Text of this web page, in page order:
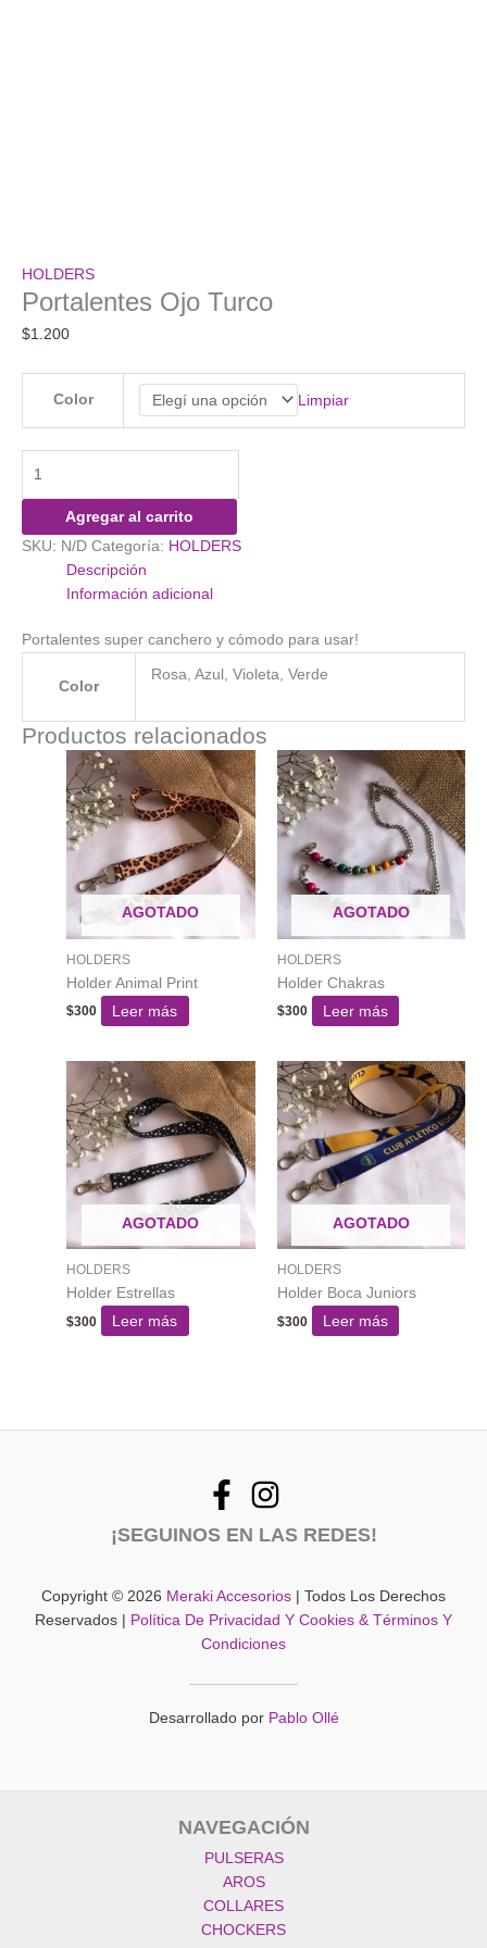
HOLDERS
Portalentes Ojo Turco
$1.200
Color Limpiar
Ojo
cantidad
Agregar al carrito
SKU: N/D Categoría: HOLDERS
Descripción
Información adicional
Portalentes super canchero y cómodo para usar!
Color
Rosa, Azul, Violeta, Verde
Productos relacionados
AGOTADO
HOLDERS
Holder Animal Print
$300 Leer más
AGOTADO
HOLDERS
Holder Chakras
$300 Leer más
AGOTADO
HOLDERS
Holder Estrellas
$300 Leer más
AGOTADO
HOLDERS
Holder Boca Juniors
$300 Leer más
¡SEGUINOS EN LAS REDES!
Copyright © 2026 Meraki Accesorios | Todos Los Derechos
Reservados |
Política De Privacidad Y Cookies & Términos Y
Condiciones
Desarrollado por Pablo Ollé
NAVEGACIÓN
PULSERAS
AROS
COLLARES
CHOCKERS